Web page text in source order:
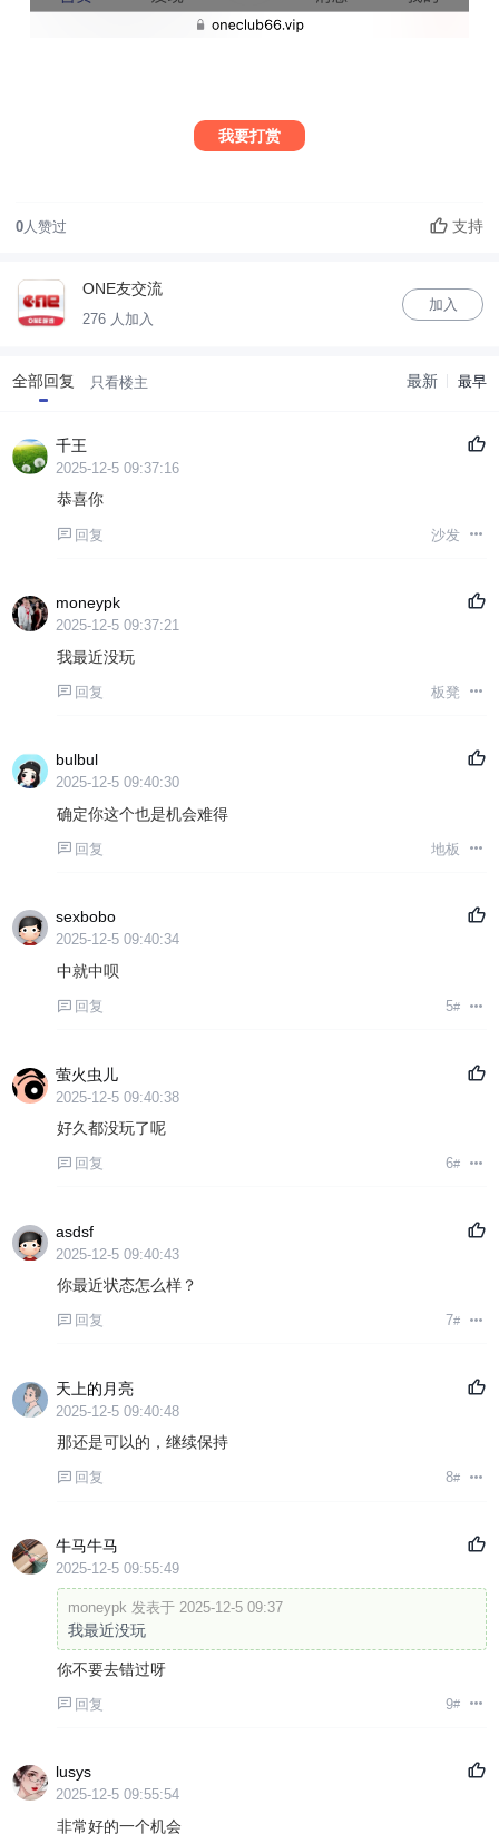
我要打赏
0 人赞过 支持
ONE友交流
276 人加入
加入
全部回复 只看楼主 最新 最早
千王
2025-12-5 09:37:16
恭喜你
回复 沙发
moneypk
2025-12-5 09:37:21
我最近没玩
回复 板凳
bulbul
2025-12-5 09:40:30
确定你这个也是机会难得
回复 地板
sexbobo
2025-12-5 09:40:34
中就中呗
回复 5#
萤火虫儿
2025-12-5 09:40:38
好久都没玩了呢
回复 6#
asdsf
2025-12-5 09:40:43
你最近状态怎么样？
回复 7#
天上的月亮
2025-12-5 09:40:48
那还是可以的，继续保持
回复 8#
牛马牛马
2025-12-5 09:55:49
moneypk 发表于 2025-12-5 09:37
我最近没玩
你不要去错过呀
回复 9#
lusys
2025-12-5 09:55:54
非常好的一个机会